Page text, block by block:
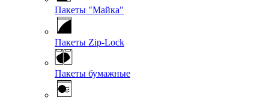
Пакеты "Майка"
Пакеты Zip-Lock
Пакеты бумажные